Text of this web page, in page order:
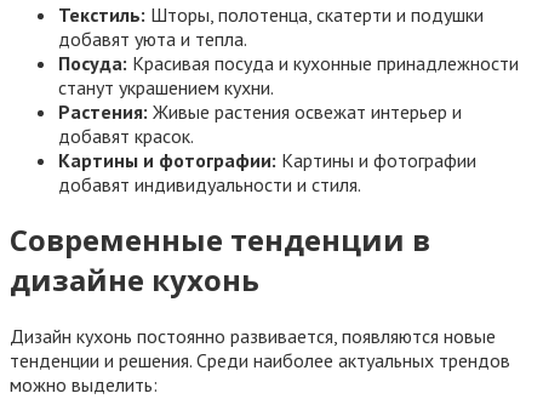
Текстиль: Шторы, полотенца, скатерти и подушки
добавят уюта и тепла.
Посуда: Красивая посуда и кухонные принадлежности
станут украшением кухни.
Растения: Живые растения освежат интерьер и
добавят красок.
Картины и фотографии: Картины и фотографии
добавят индивидуальности и стиля.
Современные тенденции в
дизайне кухонь
Дизайн кухонь постоянно развивается, появляются новые
тенденции и решения. Среди наиболее актуальных трендов
можно выделить: